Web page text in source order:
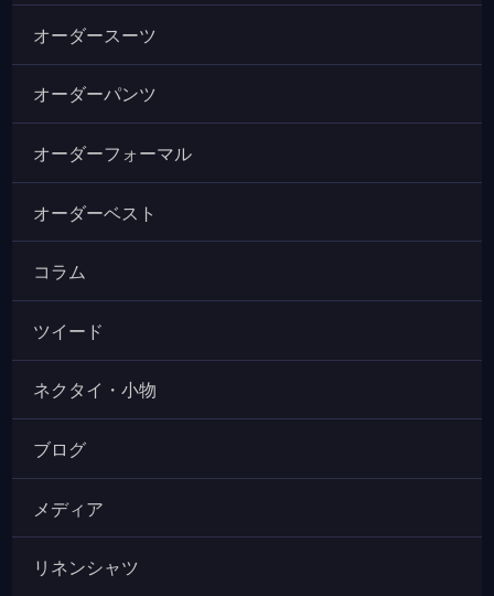
オーダースーツ
オーダーパンツ
オーダーフォーマル
オーダーベスト
コラム
ツイード
ネクタイ・小物
ブログ
メディア
リネンシャツ